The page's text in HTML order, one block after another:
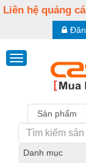
Liên hệ quảng
Sản phẩm
Danh mục